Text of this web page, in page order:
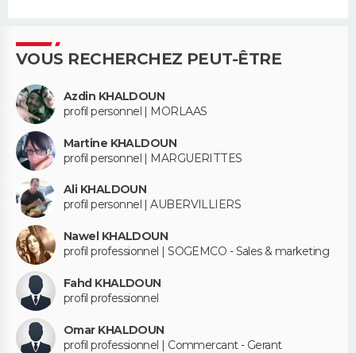
VOUS RECHERCHEZ PEUT-ÊTRE
Azdin KHALDOUN
profil personnel | MORLAAS
Martine KHALDOUN
profil personnel | MARGUERITTES
Ali KHALDOUN
profil personnel | AUBERVILLIERS
Nawel KHALDOUN
profil professionnel | SOGEMCO - Sales & marketing
Fahd KHALDOUN
profil professionnel
Omar KHALDOUN
profil professionnel | Commercant - Gerant